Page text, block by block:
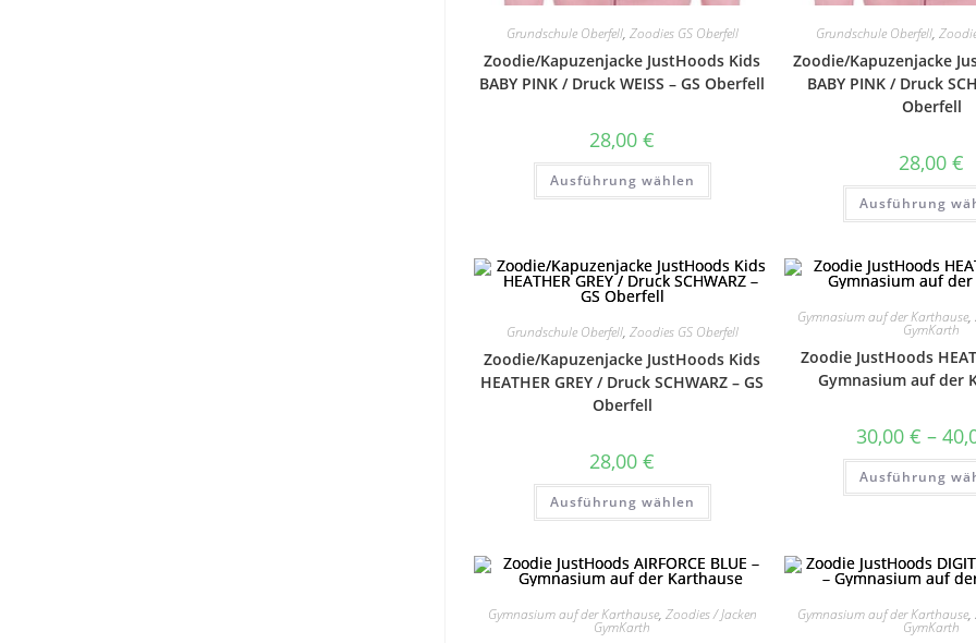
Grundschule Oberfell, Zoodies GS Oberfell
Zoodie/Kapuzenjacke JustHoods Kids
BABY PINK / Druck WEISS – GS Oberfell
28,00€
Ausführung wählen
Dieses
weist
Die
Optionen
können
Produktseite
gewählt
werden
Grundschule Oberfell,
Zoodie/Kapuzenjacke
BABY PINK / Druck
Oberfell
28,00€
Ausführung
Grundschule Oberfell, Zoodies GS Oberfell
Zoodie/Kapuzenjacke JustHoods Kids
HEATHER GREY / Druck SCHWARZ – GS
Oberfell
28,00€
Ausführung wählen
Dieses
weist
auf.
Die
können
auf
Gymnasium auf der Karthause,
GymKarth
Zoodie JustHoods
Gymnasium auf der
30,00 € –
Ausführung
Gymnasium auf der Karthause, Zoodies / Jacken
GymKarth
Gymnasium auf der Karthause,
GymKarth